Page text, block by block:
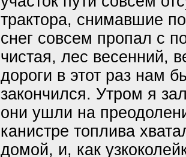
трактора, снимавшие
снег совсем пропал с
чистая, лес весенний,
дороги в этот раз нам
закончился. Утром я
они ушли на
канистре топлива
домой, и, как